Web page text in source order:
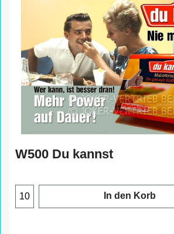
W500 Du kannst
In den Korb